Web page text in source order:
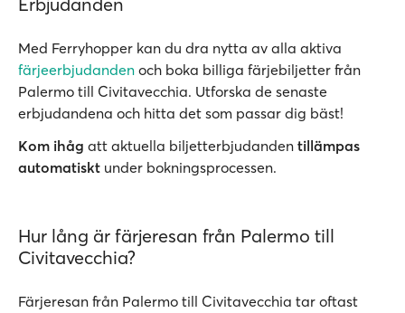
Med Ferryhopper kan du dra nytta av alla aktiva
färjeerbjudanden och boka billiga färjebiljetter från
Palermo till Civitavecchia. Utforska de senaste
erbjudandena och hitta det som passar dig bäst!
Kom ihåg att aktuella biljetterbjudanden tillämpas
automatiskt under bokningsprocessen.
Hur lång är färjeresan från Palermo till
Civitavecchia?
Färjeresan från Palermo till Civitavecchia tar oftast